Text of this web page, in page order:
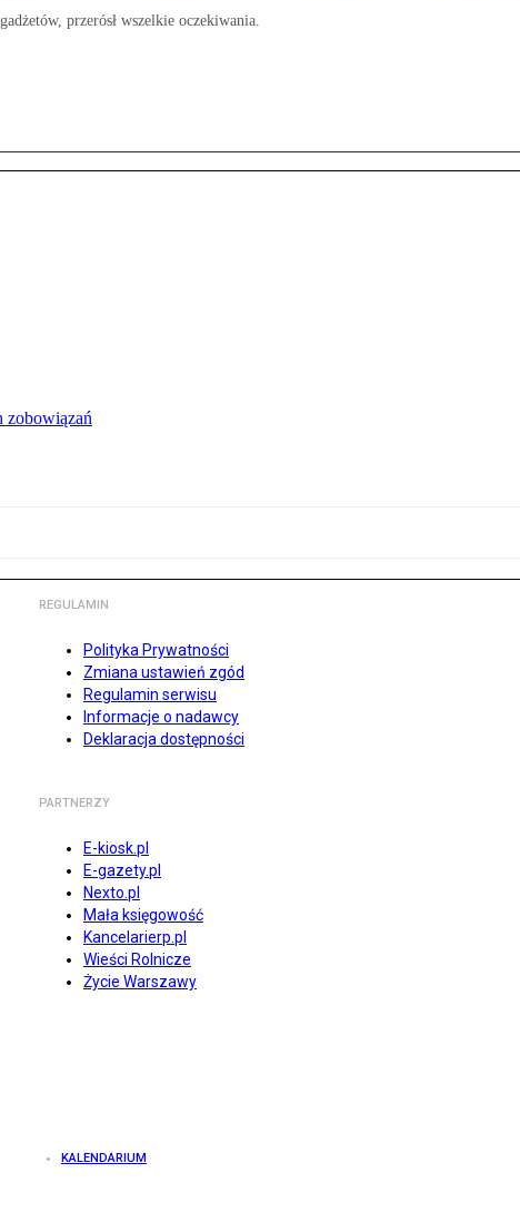
przerósł wszelkie oczekiwania.
zobowiązań
REGULAMIN
Polityka Prywatności
Zmiana ustawień zgód
Regulamin serwisu
Informacje o nadawcy
Deklaracja dostępności
PARTNERZY
E-kiosk.pl
E-gazety.pl
Nexto.pl
Mała księgowość
Kancelarierp.pl
Wieści Rolnicze
Życie Warszawy
KALENDARIUM